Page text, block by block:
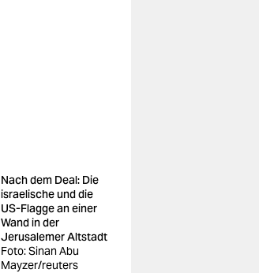
Nach dem Deal: Die
israelische und die
US-Flagge an einer
Wand in der
Jerusalemer Altstadt
Foto: Sinan Abu
Mayzer/reuters